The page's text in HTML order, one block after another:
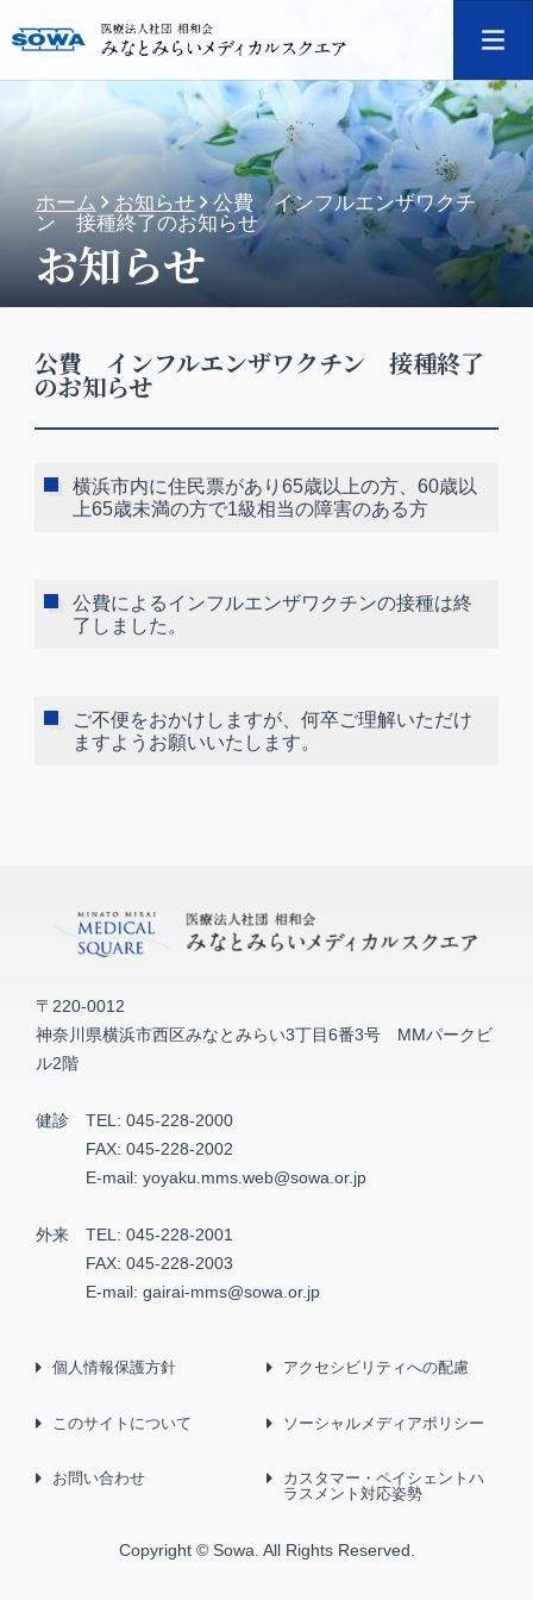
ホーム お知らせ
公費 インフルエンザワクチ
ン 接種終了のお知らせ
お知らせ
公費 インフルエンザワクチン 接種終了
のお知らせ
横浜市内に住民票があり65歳以上の方、60歳以
上65歳未満の方で1級相当の障害のある方
公費によるインフルエンザワクチンの接種は終
了しました。
ご不便をおかけしますが、何卒ご理解いただけ
ますようお願いいたします。
〒220-0012
神奈川県横浜市西区みなとみらい3丁目6番3号 MMパークビ
ル2階
健診 TEL:045-228-2000
FAX:045-228-2002
E-mail:yoyaku.mms.web@sowa.or.jp
外来 TEL:045-228-2001
FAX:045-228-2003
E-mail:gairai-mms@sowa.or.jp
個人情報保護方針 アクセシビリティへの配慮
このサイトについて ソーシャルメディアポリシー
お問い合わせ
カスタマー・ペイシェントハ
ラスメント対応姿勢
Copyright © Sowa. All Rights Reserved.